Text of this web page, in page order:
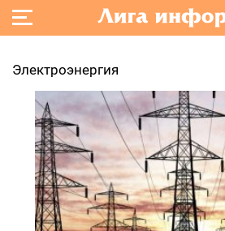
Электроэнергия